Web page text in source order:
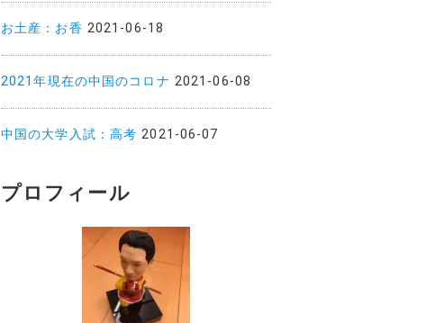
お土産：お香 2021-06-18
2021年現在の中国のコロナ 2021-06-08
中国の大学入試：高考 2021-06-07
プロフィール